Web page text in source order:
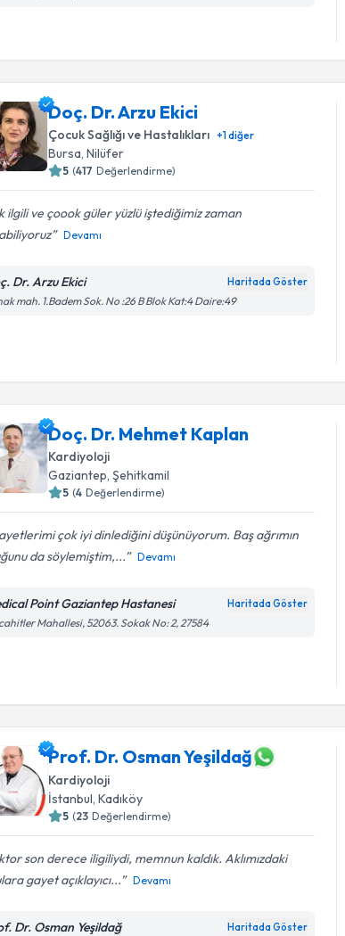
Doç. Dr. Arzu Ekici
Çocuk Sağlığı ve Hastalıkları +1diğer
Bursa ,Nilüfer
5 (417 Değerlendirme)
ilgili ve çoook güler yüzlü iştediğimiz zaman
Devamı
Dr. Arzu Ekici Haritada Göster
mah. 1.Badem Sok. No :26 B Blok Kat:4 Daire:49
Doç. Dr. Mehmet Kaplan
Kardiyoloji
Gaziantep,Şehitkamil
5 (4 Değerlendirme)
çok iyi dinlediğini düşünüyorum. Baş ağrımın
da söylemiştim,...
Devamı
Point Gaziantep Hastanesi Haritada Göster
Mahallesi, 52063. Sokak No: 2, 27584
Prof. Dr. Osman Yeşildağ
Kardiyoloji
İstanbul ,Kadıköy
5 (23 Değerlendirme)
son derece iligiliydi, memnun kaldık. Aklımızdaki
gayet açıklayıcı...
Devamı
Dr. Osman Yeşildağ Haritada Göster